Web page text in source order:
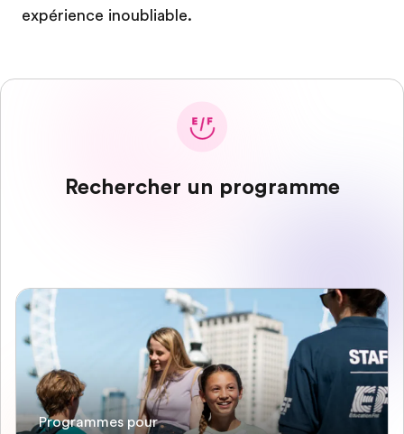
expérience inoubliable.
Rechercher un programme
Programmes pour